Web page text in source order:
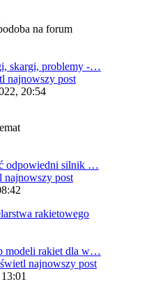
na forum
skargi, problemy -…
najnowszy post
20:54
odpowiedni silnik …
najnowszy post
rakietowego
modeli rakiet dla w…
najnowszy post